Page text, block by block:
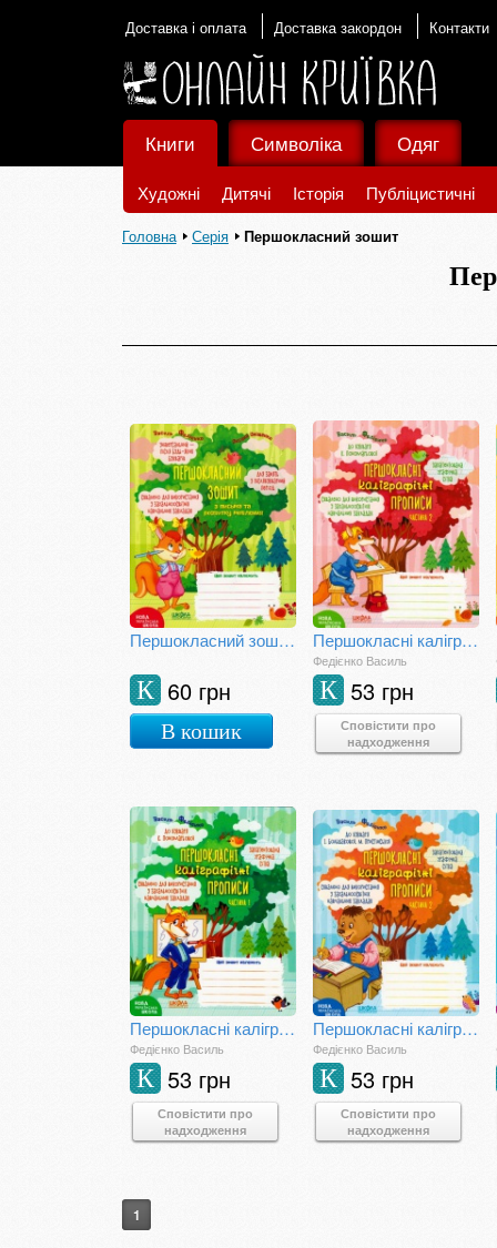
Доставка і оплата Доставка закордон Контакти
Книги
Художні Дитячі Історія Публіцистичні
Символіка Одяг
Головна Серія Першокласний зошит
Першокласний зошит з письма та розвитку мовлення
60 грн
К
В кошик
Першокласні каліграфічні прописи до букваря К. Пономарьової. Частина 2
Федієнко Василь
53 грн
К
Сповістити про
надходження
Першокласні каліграфічні прописи до букваря К. Пономарьової. Частина 1
Федієнко Василь
53 грн
К
Сповістити про
надходження
Першокласні каліграфічні прописи до букваря І. Большакової, М. Пристінської. Частина 2
Федієнко Василь
53 грн
К
Сповістити про
надходження
1